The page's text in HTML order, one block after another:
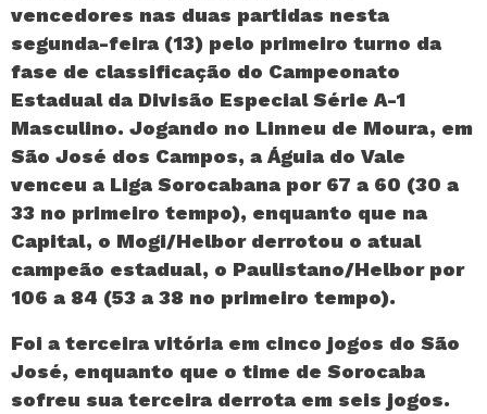
vencedores nas duas partidas nesta
segunda-feira (13) pelo primeiro turno da
fase de classificação do Campeonato
Estadual da Divisão Especial Série A-1
Masculino. Jogando no Linneu de Moura, em
São José dos Campos, a Águia do Vale
venceu a Liga Sorocabana por 67 a 60 (30 a
33 no primeiro tempo), enquanto que na
Capital, o Mogi/Helbor derrotou o atual
campeão estadual, o Paulistano/Helbor por
106 a 84 (53 a 38 no primeiro tempo).
Foi a terceira vitória em cinco jogos do São
José, enquanto que o time de Sorocaba
sofreu sua terceira derrota em seis jogos.